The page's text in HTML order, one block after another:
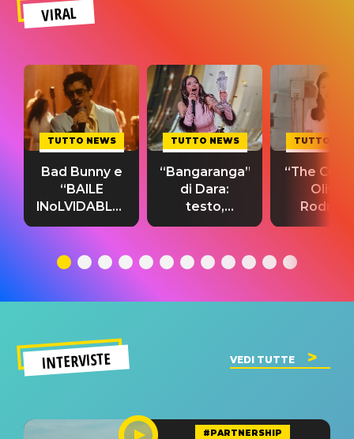
VIRAL
TUTTO NEWS
Bad Bunny e
“BAILE
INoLVIDABLE”:
testo,
significato
TUTTO NEWS
“Bangaranga”
di Dara:
testo,
traduzione e
del singolo
TUTTO
“The
Olivia
testo,
INTERVISTE VEDI TUTTE
#PARTNERSHIP